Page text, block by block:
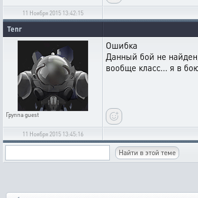
11 Ноября 2015 13:42:15
Tenr
Группаguest
Ошибка
Данный бой не
вообще класс... я в
11 Ноября 2015 13:45:16